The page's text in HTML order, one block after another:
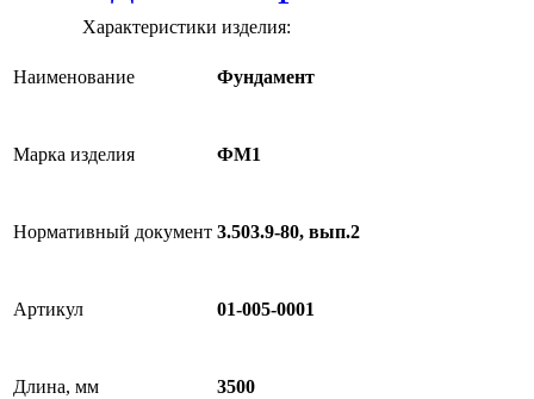
Характеристики изделия:
Наименование Фундамент
Марка изделия ФМ1
Нормативный документ 3.503.9-80, вып.2
Артикул 01-005-0001
Длина, мм 3500